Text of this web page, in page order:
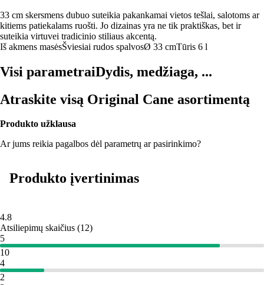
33 cm skersmens dubuo suteikia pakankamai vietos tešlai, salotoms ar
kitiems patiekalams ruošti. Jo dizainas yra ne tik praktiškas, bet ir
suteikia virtuvei tradicinio stiliaus akcentą.
Iš akmens masėsŠviesiai rudos spalvosØ 33 cmTūris 6 l
Visi parametraiDydis, medžiaga, ...
Atraskite visą Original Cane asortimentą
Produkto užklausa
Ar jums reikia pagalbos dėl parametrų ar pasirinkimo?
Produkto įvertinimas
4.8
Atsiliepimų skaičius (12)
5
10
4
2